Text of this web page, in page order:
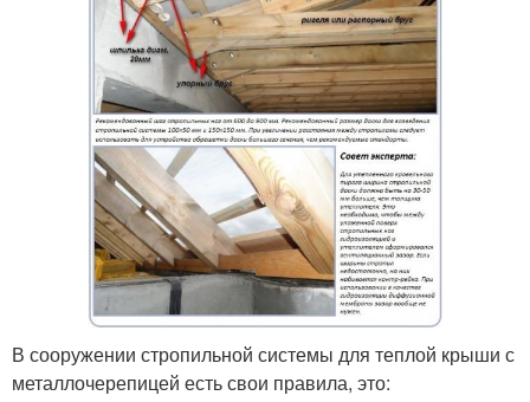
В сооружении стропильной системы для теплой крыши с
металлочерепицей есть свои правила, это: